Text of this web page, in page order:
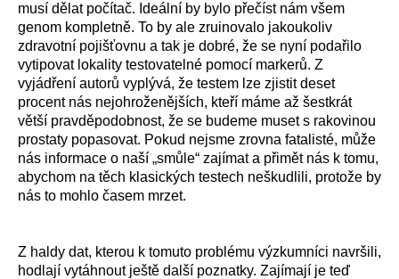
musí dělat počítač. Ideální by bylo přečíst nám všem
genom kompletně. To by ale zruinovalo jakoukoliv
zdravotní pojišťovnu a tak je dobré, že se nyní podařilo
vytipovat lokality testovatelné pomocí markerů. Z
vyjádření autorů vyplývá, že testem lze zjistit deset
procent nás nejohroženějších, kteří máme až šestkrát
větší pravděpodobnost, že se budeme muset s rakovinou
prostaty popasovat. Pokud nejsme zrovna fatalisté, může
nás informace o naší „smůle“ zajímat a přimět nás k tomu,
abychom na těch klasických testech neškudlili, protože by
nás to mohlo časem mrzet.
Z haldy dat, kterou k tomuto problému výzkumníci navršili,
hodlají vytáhnout ještě další poznatky. Zajímají je teď